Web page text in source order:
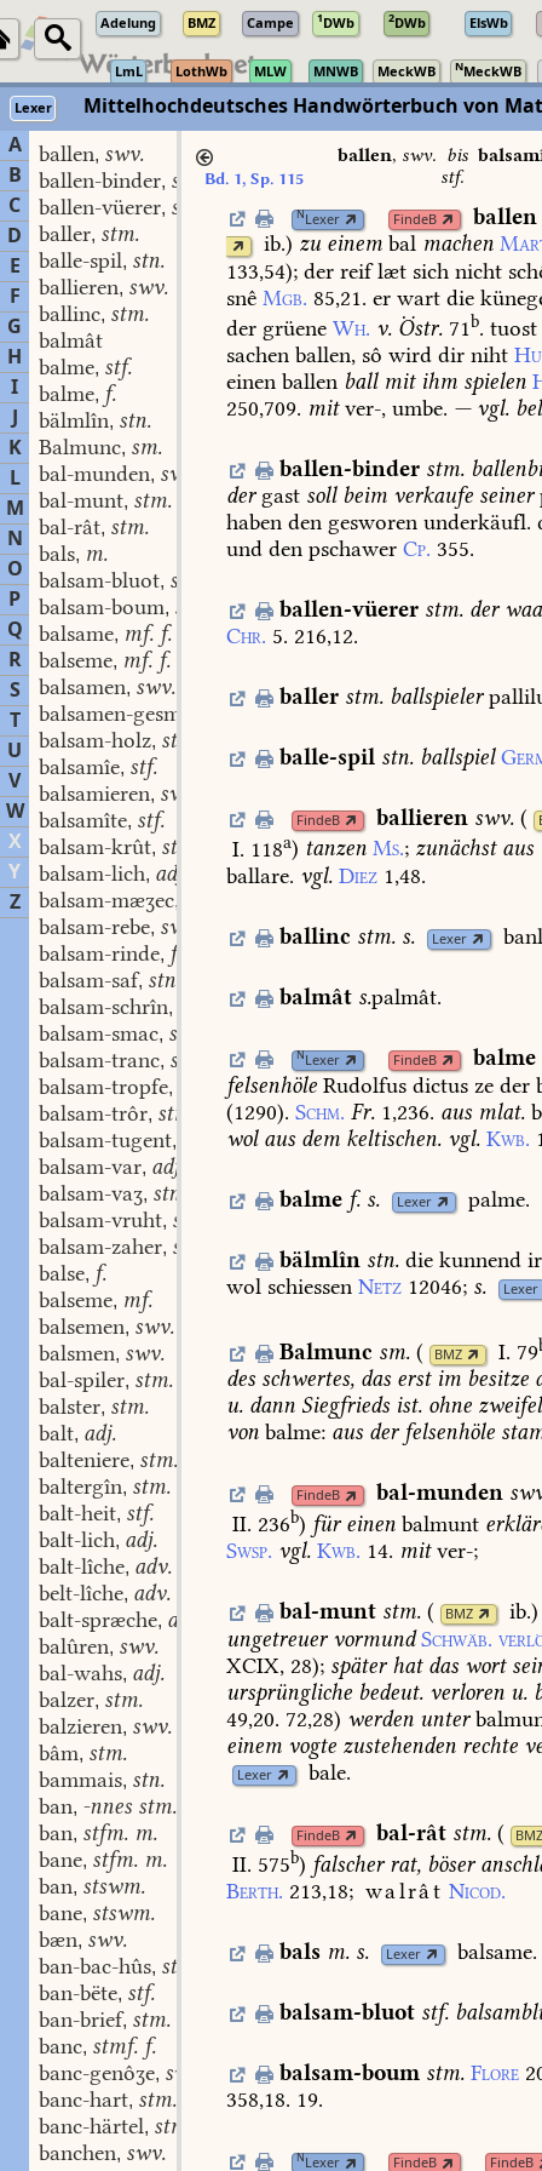
Adelung BMZ Campe 1DWb 2DWb ElsWb
LmL LothWb MLW MNWB MeckWB NMeckWB
Lexer
Mittelhochdeutsches Handwörterbuch von
A
B
C
D
E
F
G
H
I
J
K
L
M
N
O
P
Q
R
S
T
U
V
W
X
Y
Z
ballen, swv.
ballen-binder, stm.
ballen-vüerer, stm.
baller, stm.
balle-spil, stn.
ballieren, swv.
ballinc, stm.
balmât
balme, stf.
balme, f.
bälmlîn, stn.
Balmunc, sm.
bal-munden, swv.
bal-munt, stm.
bal-rât, stm.
bals, m.
balsam-bluot, stf.
balsam-boum, stm.
balsame, mf. f.
balseme, mf. f.
balsamen, swv.
balsamen-gesmac
stm.
balsam-holz, stn.
balsamîe, stf.
balsamieren, swv.
balsamîte, stf.
balsam-krût, stn.
balsam-lich, adj.
balsam-mæʒec,
balsam-rebe, swf.
balsam-rinde, f.
balsam-saf, stn.
balsam-schrîn,
balsam-smac, stm.
balsam-tranc, stn.
balsam-tropfe,
balsam-trôr, stmn.
balsam-tugent,
balsam-var, adj.
balsam-vaʒ, stn.
balsam-vruht, stf.
balsam-zaher, stm.
balse, f.
balseme, mf.
balsemen, swv.
balsmen, swv.
bal-spiler, stm.
balster, stm.
balt, adj.
balteniere, stm.
baltergîn, stm.
balt-heit, stf.
balt-lich, adj.
balt-lîche, adv.
belt-lîche, adv.
balt-spræche, adj.
balûren, swv.
bal-wahs, adj.
balzer, stm.
balzieren, swv.
bâm, stm.
bammais, stn.
ban, -nnes stm.
ban, stfm. m.
bane, stfm. m.
ban, stswm.
bane, stswm.
bæn, swv.
ban-bac-hûs, stn.
ban-bëte, stf.
ban-brief, stm.
banc, stmf. f.
banc-genôʒe, swm.
banc-hart, stm.
banc-härtel, stm.
banchen, swv.
Bd. 1, Sp. 115
ballen, swv. bis
stf.
NLexer FindeB
ballen
ib.) zueinembal machen
133,54); der reiflæt sich nicht
snê Mgb. 85,21. er wart die
der grüene Wh. v. Östr. 71b. tuost
sachen ballen, sô wird dir niht
einen ballen ballmitihm spielen
250,709. mitver-, umbe. — vgl.
ballen-binder stm.
dergast sollbeim verkaufe seiner
haben den gesworen underkäufl.
und den pschawer Cp. 355.
ballen-vüerer stm. der
Chr. 5. 216,12.
baller stm. ballspieler
balle-spil stn. ballspiel
FindeB ballieren swv. (
I. 118a) tanzen Ms.; zunächstaus
ballare. vgl. Diez 1,48.
ballinc stm. s. Lexer
balmât s.palmât.
NLexer FindeB
balme
felsenhöle Rudolfus dictus ze der
(1290). Schm. Fr. 1,236. aus mlat.
wolaus dem keltischen. vgl. Kwb.
balme f. s. Lexer palme.
bälmlîn stn. diekunnendir
wol schiessen Netz 12046; s. Lexer
Balmunc sm. ( BMZ I. 79
des schwertes, das erstim besitze
u. dann Siegfrieds ist. ohne zweifel
von balme: aus derfelsenhöle
FindeB bal-munden
II. 236b) füreinen balmunt
Swsp. vgl. Kwb. 14. mitver-;
bal-munt stm. ( BMZ ib.)
ungetreuervormund Schwäb.
XCIX, 28); späterhatdas wort
ursprüngliche bedeut. verloren u.
49,20. 72,28) werden unter
einem vogte zustehenden rechte
Lexer bale.
FindeB bal-rât stm. ( BMZ
II. 575b) falscherrat, böser
Berth. 213,18; walrât Nicod.
bals m. s. Lexer balsame.
balsam-bluot stf.
balsam-boum stm. Flore
358,18. 19.
NLexer FindeB FindeB